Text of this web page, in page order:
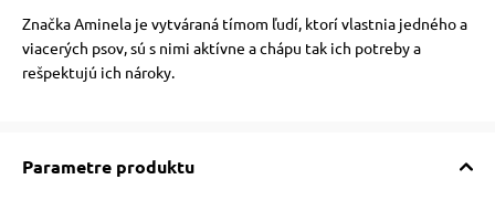
Značka Aminela je vytváraná tímom ľudí, ktorí vlastnia jedného a
viacerých psov, sú s nimi aktívne a chápu tak ich potreby a
rešpektujú ich nároky.
Parametre produktu